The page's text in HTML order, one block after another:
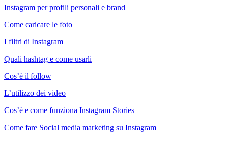
Instagram per profili personali e brand
Come caricare le foto
I filtri di Instagram
Quali hashtag e come usarli
Cos’è il follow
L’utilizzo dei video
Cos’è e come funziona Instagram Stories
Come fare Social media marketing su Instagram